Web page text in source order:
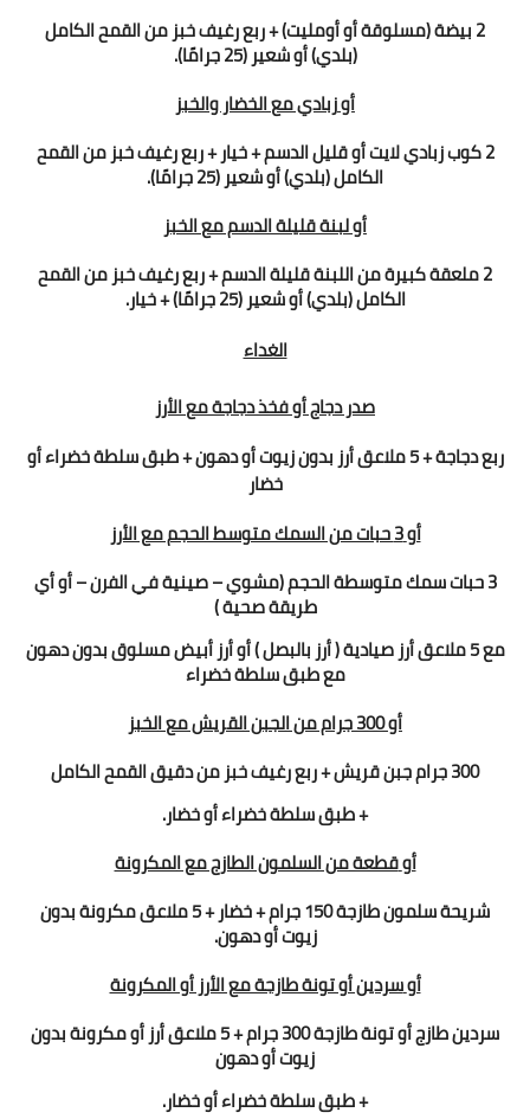
2 بيضة (مسلوقة أو أومليت) + ربع رغيف خبز من القمح الكامل
(بلدي) أو شعير (25 جرامًا).
أوزبادي مع الخضار والخبز
2 كوب زبادي لايت أو قليل الدسم + خيار + ربع رغيف خبز من القمح
الكامل (بلدي) أو شعير (25 جرامًا).
أولبنة قليلة الدسم مع الخبز
2 ملعقة كبيرة من اللبنة قليلة الدسم + ربع رغيف خبز من القمح
الكامل (بلدي) أو شعير (25 جرامًا) + خيار.
الغداء
صدر دجاج أو فخذ دجاجة مع الأرز
ربع دجاجة + 5 ملاعق أرز بدون زيوت أو دهون + طبق سلطة خضراء أو
خضار
أو3 حبات من السمك متوسط الحجم مع الأرز
3 حبات سمك متوسطة الحجم (مشوي – صينية في الفرن – أو أي
طريقة صحية )
مع 5 ملاعق أرز صيادية ( أرز بالبصل ) أو أرز أبيض مسلوق بدون دهون
مع طبق سلطة خضراء
أو300 جرام من الجبن القريش مع الخبز
300 جرام جبن قريش + ربع رغيف خبز من دقيق القمح الكامل
+ طبق سلطة خضراء أو خضار.
أوقطعة من السلمون الطازج مع المكرونة
شريحة سلمون طازجة 150 جرام + خضار + 5 ملاعق مكرونة بدون
زيوت أو دهون.
أوسردين أو تونة طازجة مع الأرز أو المكرونة
سردين طازج أو تونة طازجة 300 جرام + 5 ملاعق أرز أو مكرونة بدون
زيوت أو دهون
+ طبق سلطة خضراء أو خضار.